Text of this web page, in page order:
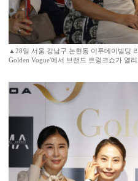
▲28일 서울 강남구 논현동 이투데이빌딩
Golden Vogue'에서 브랜드 트렁크쇼가 열